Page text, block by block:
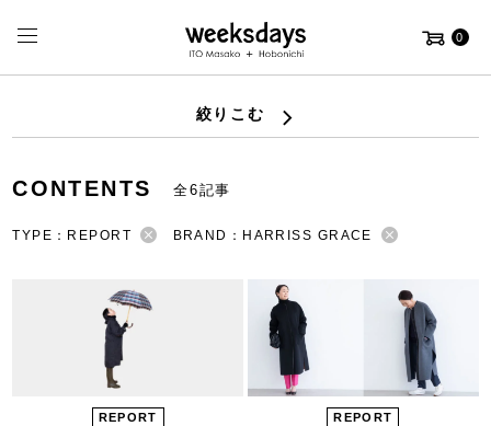
0
絞りこむ
CONTENTS 全6記事
TYPE：REPORT BRAND：HARRISS GRACE
REPORT REPORT